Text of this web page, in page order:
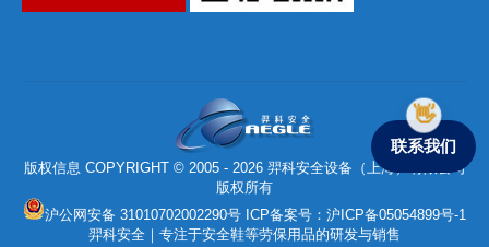
版权信息 COPYRIGHT © 2005 - 2026 羿科安全设备（上海）有限公司
版权所有
沪公网安备 31010702002290号 ICP备案号： 沪ICP备05054899号-1
羿科安全｜专注于安全鞋等劳保用品的研发与销售
联系我们